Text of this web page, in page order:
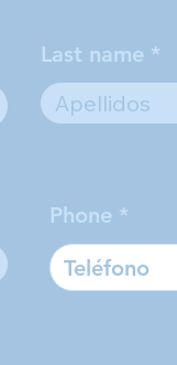
Last name
Phone